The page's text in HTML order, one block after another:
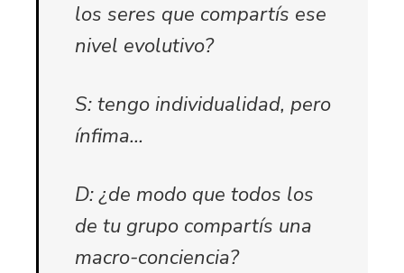
los seres que compartís ese
nivel evolutivo?
S: tengo individualidad, pero
ínfima…
D: ¿de modo que todos los
de tu grupo compartís una
macro-conciencia?